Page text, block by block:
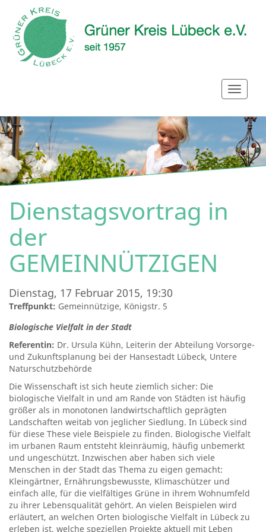
Dienstagsvortrag in
der
GEMEINNÜTZIGEN
Dienstag, 17 Februar 2015, 19:30
Treffpunkt: Gemeinnützige, Königstr. 5
Biologische Vielfalt in der Stadt
Referentin: Dr. Ursula Kühn, Leiterin der Abteilung Vorsorge-
und Zukunftsplanung bei der Hansestadt Lübeck, Untere
Naturschutzbehörde
Die Wissenschaft ist sich heute ziemlich sicher: Die
biologische Vielfalt in und am Rande von Städten ist häufig
größer als in monotonen landwirtschaftlich geprägten
Landschaften weitab von jeglicher Siedlung. In Lübeck sind
für diese These viele Beispiele zu finden. Biologische Vielfalt
im urbanen Raum entsteht kleinräumig, häufig unbemerkt
und ungeschützt. Inzwischen aber haben sich viele
Menschen in der Stadt das Thema zu eigen gemacht:
Kleingärtner, Ernährungsbewusste, Klimaschützer und
einfach alle, für die vielfältiges Grüne in ihrem Wohnumfeld
zu ihrer Lebensqualität gehört. An vielen Beispielen wird
erläutert, an welchen Orten biologische Vielfalt in Lübeck zu
erleben ist, welche speziellen Projekte aktuell mit Leben